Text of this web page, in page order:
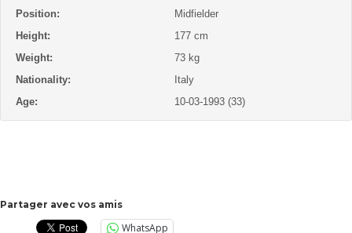
Position:
Midfielder
Height:
177 cm
Weight:
73 kg
Nationality:
Italy
Age:
10-03-1993 (33)
Partager avec vos amis
WhatsApp